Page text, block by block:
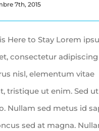
7th, 2015
Here to Stay Lorem
consectetur adipiscing
nisl, elementum vitae
tristique ut enim. Sed ut
Nullam sed metus id
sed at magna.